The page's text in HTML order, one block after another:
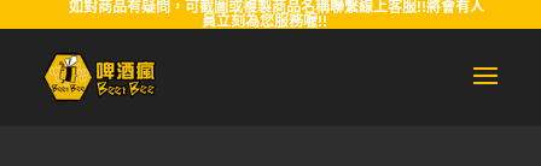
如對商品有疑問，可截圖或複製商品名稱聯繫線上客服!!將會有人
員立刻為您服務喔!!